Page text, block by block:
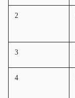
2
3
4